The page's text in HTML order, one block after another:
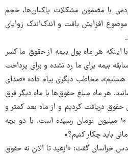
با مضمون مشکلات پاکبان‌ها، حجم
افزایش یافت و اندک‌اندک زوایای
هر ماه پول بیمه از حقوق ما کسر
روز است که سابقه بیمه برای ما رد نشده و برای پرداخت
هستیم»، مخاطب دیگری پیام داده «صدای
هر ماه مبلغ حقوق‌ها با ماه دیگر فرق
تومان حقوق دریافت کردیم و از ماه بعد کمتر و
کمتر شد تا شهریور که حقوق به ۱۰ میلیون تومان رسیده است. با دو بچه
خراسان گفت: «ازعید تا الان نه حقوق